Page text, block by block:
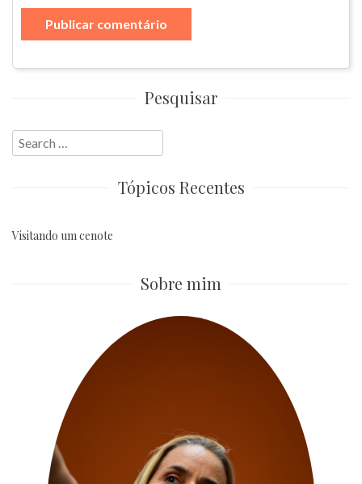
Pesquisar
Search
for:
Tópicos Recentes
Visitando um cenote
Sobre mim